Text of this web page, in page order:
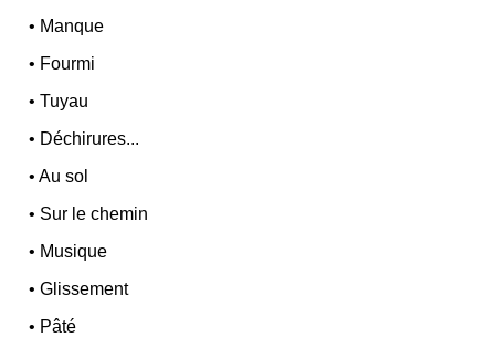
• Manque
• Fourmi
•Tuyau
• Déchirures...
•Au sol
• Sur le chemin
• Musique
•Glissement
• Pâté